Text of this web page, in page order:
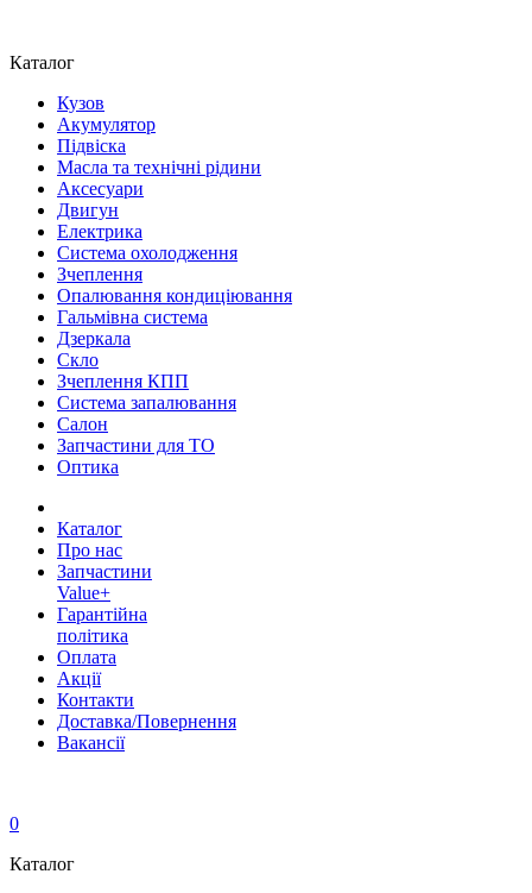
Каталог
Кузов
Акумулятор
Підвіска
Масла та технічні рідини
Аксесуари
Двигун
Електрика
Система охолодження
Зчеплення
Опалювання кондиціювання
Гальмівна система
Дзеркала
Скло
Зчеплення КПП
Система запалювання
Салон
Запчастини для ТО
Оптика
Каталог
Про нас
Запчастини
Value+
Гарантійна
політика
Оплата
Акції
Контакти
Доставка/Повернення
Вакансії
0
Каталог